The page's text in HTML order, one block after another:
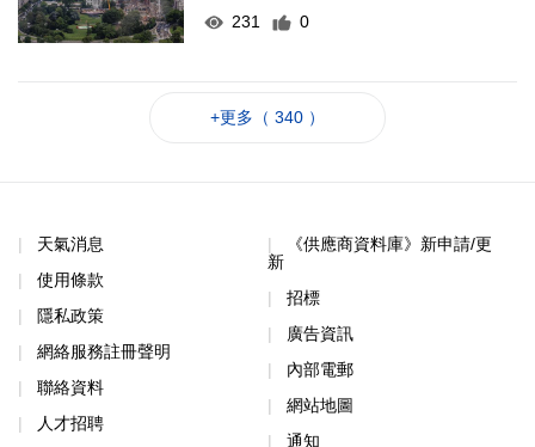
231
0
+更多（ 340 ）
天氣消息
使用條款
隱私政策
網絡服務註冊聲明
聯絡資料
人才招聘
《供應商資料庫》新申請/更
新
招標
廣告資訊
內部電郵
網站地圖
通知